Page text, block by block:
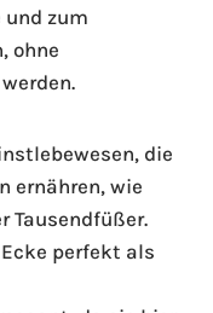
und zum
ohne
die
ernähren, wie
Tausendfüßer.
perfekt als